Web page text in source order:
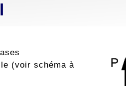
(voir schéma à